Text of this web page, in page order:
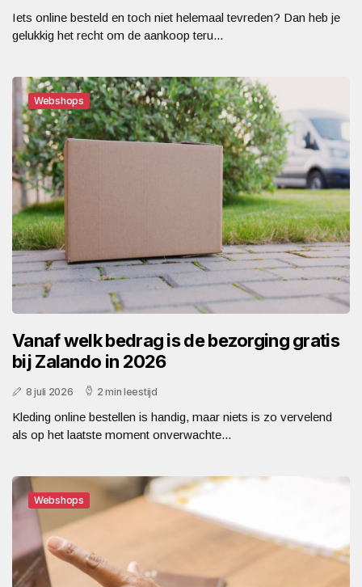
Iets online besteld en toch niet helemaal tevreden? Dan heb je
gelukkig het recht om de aankoop teru...
Webshops
Vanaf welk bedrag is de bezorging gratis
bij Zalando in 2026
8 juli 2026 2 min leestijd
Kleding online bestellen is handig, maar niets is zo vervelend
als op het laatste moment onverwachte...
Webshops